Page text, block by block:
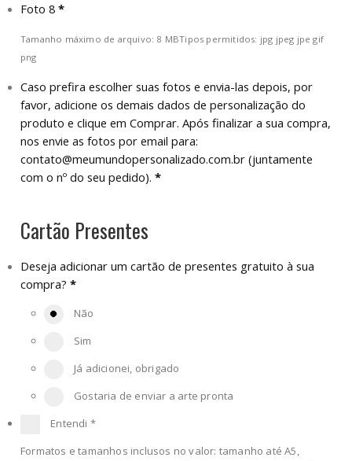
Foto 8 *
Tamanho máximo de arquivo: 8 MBTipos permitidos: jpg jpeg jpe gif
png
Caso prefira escolher suas fotos e envia-las depois, por
favor, adicione os demais dados de personalização do
produto e clique em Comprar. Após finalizar a sua compra,
nos envie as fotos por email para:
contato@meumundopersonalizado.com.br (juntamente
com o nº do seu pedido). *
Cartão Presentes
Deseja adicionar um cartão de presentes gratuito à sua
compra? *
Não
Sim
Já adicionei, obrigado
Gostaria de enviar a arte pronta
Entendi *
Formatos e tamanhos inclusos no valor: tamanho até A5,